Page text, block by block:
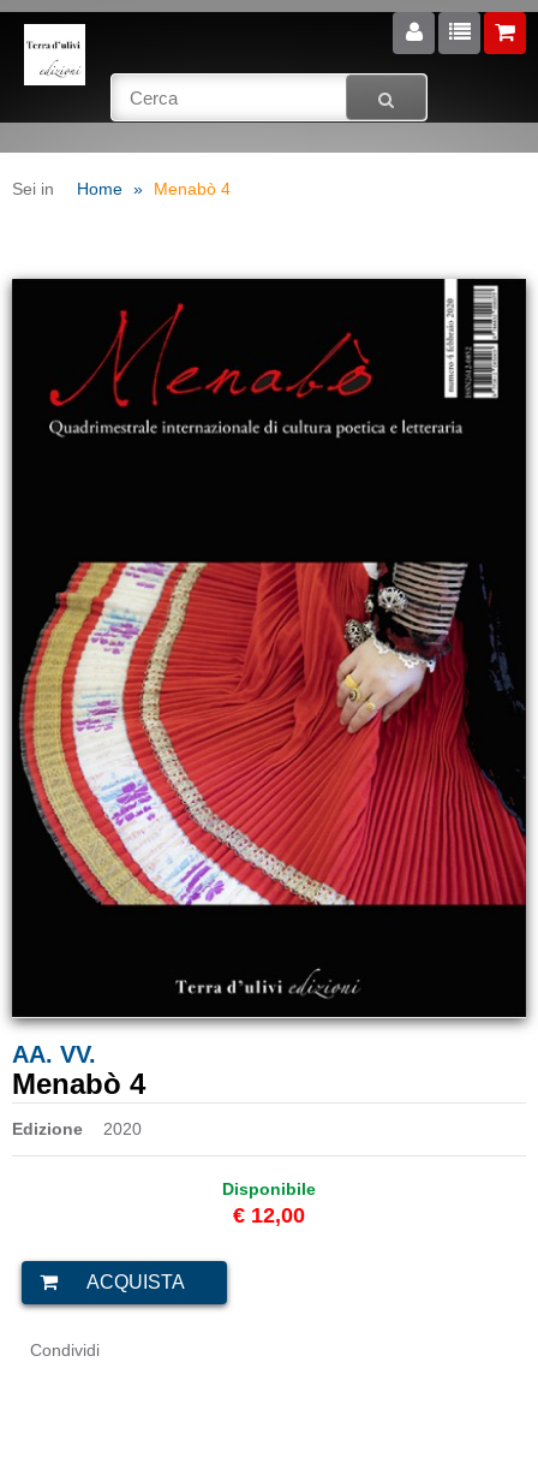
Sei in Home Menabò 4
AA. VV.
Menabò 4
Edizione 2020
Disponibile
€ 12,00
Condividi